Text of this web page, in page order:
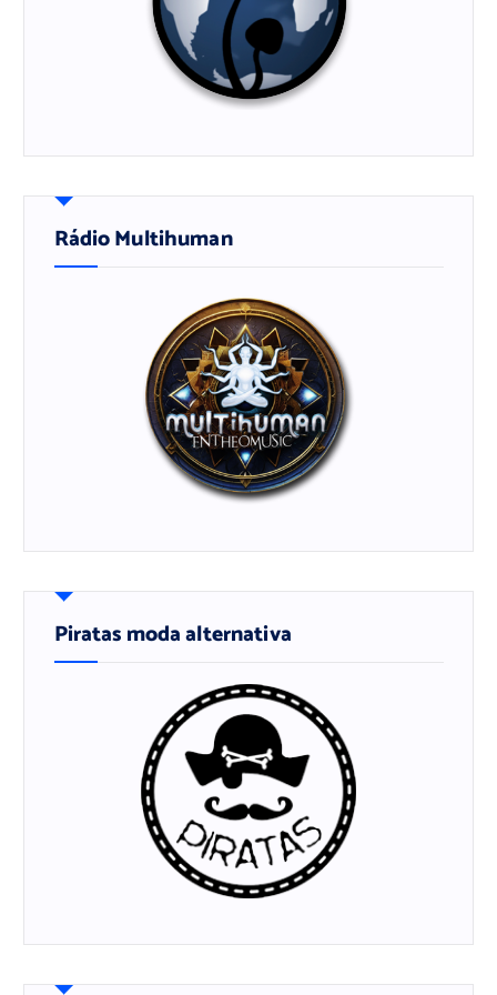
Rádio Multihuman
Piratas moda alternativa